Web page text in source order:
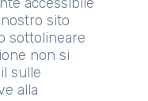
sito
sottolineare
non si
sulle
alla